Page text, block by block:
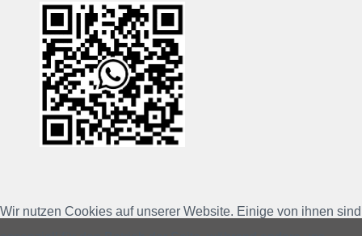
Wir nutzen Cookies auf unserer Website. Einige von ihnen sind